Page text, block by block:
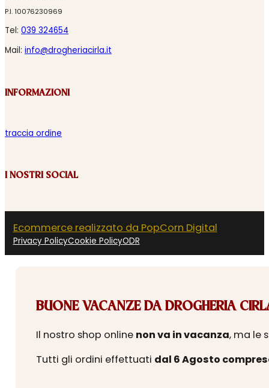
P.I. 10076230969
Tel: 039 324654
Mail: info@drogheriacirla.it
INFORMAZIONI
traccia ordine
I NOSTRI SOCIAL
Ecommerce realizzato da PopCorn Digital
Privacy PolicyCookie PolicyODR
BUONE VACANZE DA DROGHERIA
Il nostro shop online non va in vacanza, ma le
Tutti gli ordini effettuati dal 6 Agosto